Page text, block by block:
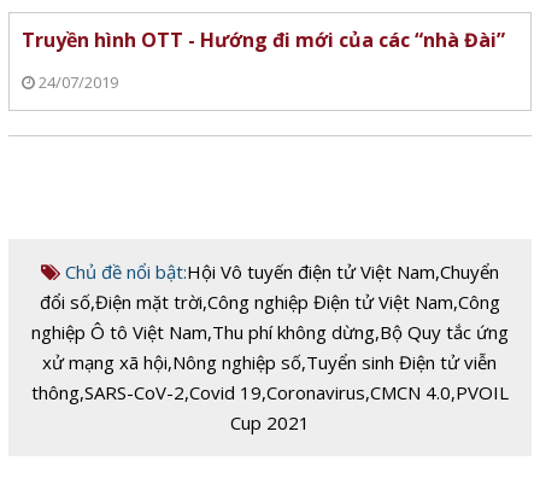
Truyền hình OTT - Hướng đi mới của các “nhà Đài”
24/07/2019
Chủ đề nổi bật:Hội Vô tuyến điện tử Việt Nam,Chuyển
đổi số,Điện mặt trời,Công nghiệp Điện tử Việt Nam,Công
nghiệp Ô tô Việt Nam,Thu phí không dừng,Bộ Quy tắc ứng
xử mạng xã hội,Nông nghiệp số,Tuyển sinh Điện tử viễn
thông,SARS-CoV-2,Covid 19,Coronavirus,CMCN 4.0,PVOIL
Cup 2021